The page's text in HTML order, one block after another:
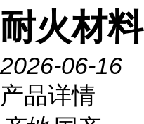
耐火材料
2026-06-16
产品详情